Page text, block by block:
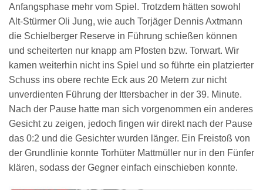
Anfangsphase mehr vom Spiel. Trotzdem hätten sowohl
Alt-Stürmer Oli Jung, wie auch Torjäger Dennis Axtmann
die Schielberger Reserve in Führung schießen können
und scheiterten nur knapp am Pfosten bzw. Torwart. Wir
kamen weiterhin nicht ins Spiel und so führte ein platzierter
Schuss ins obere rechte Eck aus 20 Metern zur nicht
unverdienten Führung der Ittersbacher in der 39. Minute.
Nach der Pause hatte man sich vorgenommen ein anderes
Gesicht zu zeigen, jedoch fingen wir direkt nach der Pause
das 0:2 und die Gesichter wurden länger. Ein Freistoß von
der Grundlinie konnte Torhüter Mattmüller nur in den Fünfer
klären, sodass der Gegner einfach einschieben konnte.